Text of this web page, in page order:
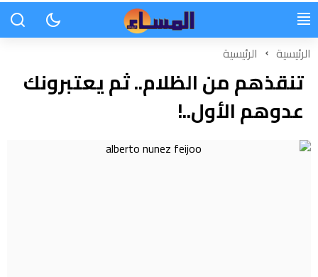
الرئيسية الرئيسية
تنقذهم من الظلام.. ثم يعتبرونك
عدوهم الأول..!